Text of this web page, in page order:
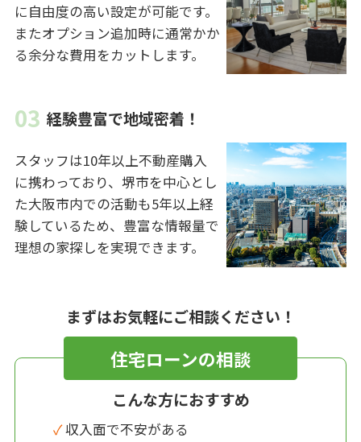
に自由度の高い設定が可能です。
またオプション追加時に通常かか
る余分な費用をカットします。
経験豊富で地域密着！
スタッフは10年以上不動産購入
に携わっており、堺市を中心とし
た大阪市内での活動も5年以上経
験しているため、豊富な情報量で
理想の家探しを実現できます。
まずはお気軽にご相談ください！
住宅ローンの相談
こんな方におすすめ
✓ 収入面で不安がある